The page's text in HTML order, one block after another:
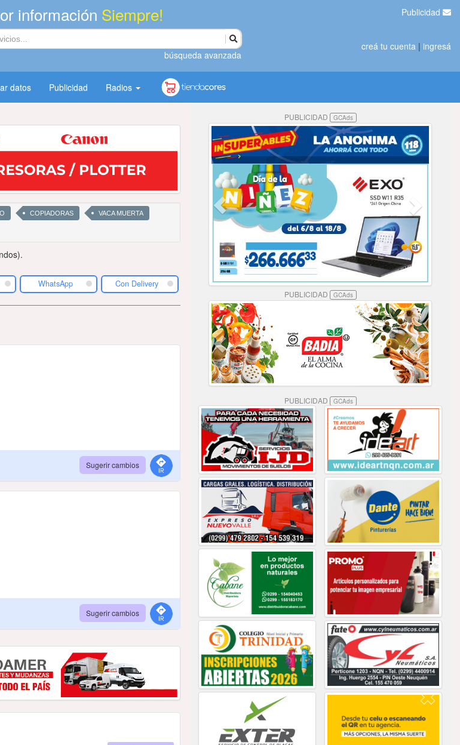
información Siempre!
búsqueda avanzada
Publicidad
creá tu cuenta | ingresá
datos Publicidad Radios
COPIADORAS VACA MUERTA
WhatsApp Con Delivery
Sugerir cambios
Sugerir cambios
PUBLICIDAD GCAds
PUBLICIDAD GCAds
PUBLICIDAD GCAds